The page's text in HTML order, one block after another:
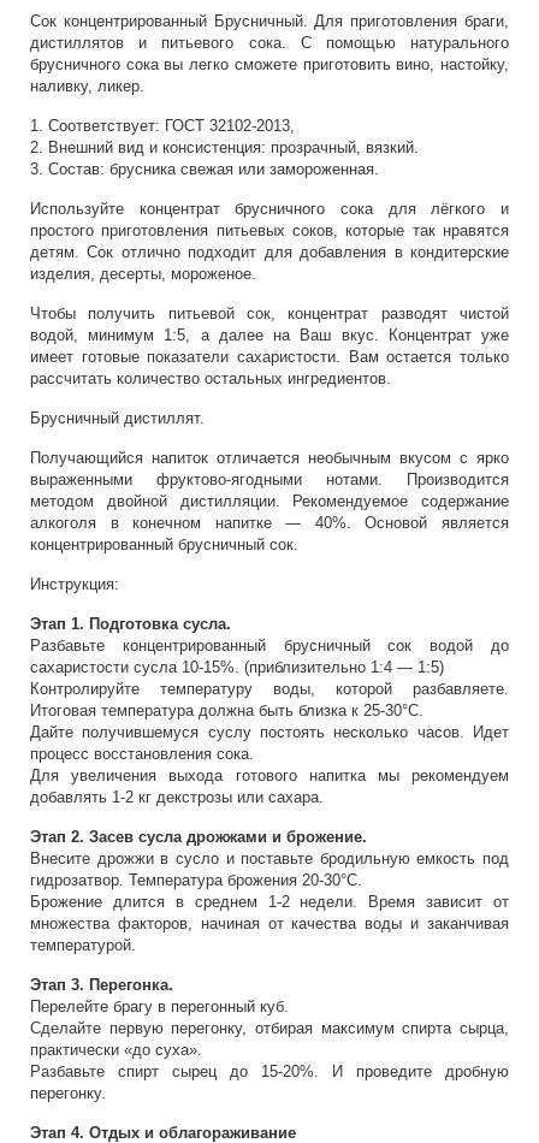
Сок концентрированный Брусничный. Для приготовления браги,
дистиллятов и питьевого сока. С помощью натурального
брусничного сока вы легко сможете приготовить вино, настойку,
наливку, ликер.
1. Соответствует: ГОСТ 32102-2013,
2. Внешний вид и консистенция: прозрачный, вязкий.
3. Состав: брусника свежая или замороженная.
Используйте концентрат брусничного сока для лёгкого и
простого приготовления питьевых соков, которые так нравятся
детям. Сок отлично подходит для добавления в кондитерские
изделия, десерты, мороженое.
Чтобы получить питьевой сок, концентрат разводят чистой
водой, минимум 1:5, а далее на Ваш вкус. Концентрат уже
имеет готовые показатели сахаристости. Вам остается только
рассчитать количество остальных ингредиентов.
Брусничный дистиллят.
Получающийся напиток отличается необычным вкусом с ярко
выраженными фруктово-ягодными нотами. Производится
методом двойной дистилляции. Рекомендуемое содержание
алкоголя в конечном напитке — 40%. Основой является
концентрированный брусничный сок.
Инструкция:
Этап 1. Подготовка сусла.
Разбавьте концентрированный брусничный сок водой до
сахаристости сусла 10-15%. (приблизительно 1:4 — 1:5)
Контролируйте температуру воды, которой разбавляете.
Итоговая температура должна быть близка к 25-30°С.
Дайте получившемуся суслу постоять несколько часов. Идет
процесс восстановления сока.
Для увеличения выхода готового напитка мы рекомендуем
добавлять 1-2 кг декстрозы или сахара.
Этап 2. Засев сусла дрожжами и брожение.
Внесите дрожжи в сусло и поставьте бродильную емкость под
гидрозатвор. Температура брожения 20-30°С.
Брожение длится в среднем 1-2 недели. Время зависит от
множества факторов, начиная от качества воды и заканчивая
температурой.
Этап 3. Перегонка.
Перелейте брагу в перегонный куб.
Сделайте первую перегонку, отбирая максимум спирта сырца,
практически «до суха».
Разбавьте спирт сырец до 15-20%. И проведите дробную
перегонку.
Этап 4. Отдых и облагораживание